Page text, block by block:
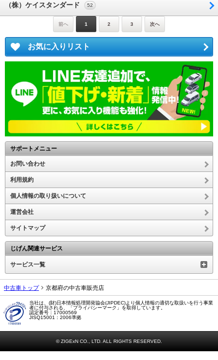
（株）ケイスタンダード 52
前へ 1 2 3 次へ
お気に入りリスト
サポートメニュー
お問い合わせ
利用規約
個人情報の取り扱いについて
運営会社
サイトマップ
じげん関連サービス
サービス一覧
中古車トップ 京都府の中古車販売店
当社は、(財)日本情報処理開発協会(JIPDEC)より個人情報の適切な取扱いを行う事業
者に付与される、「プライバシーマーク」を取得しています。
認定番号：17000569
JISQ15001：2006準拠
© ZIGExN CO., LTD. ALL RIGHTS RESERVED.